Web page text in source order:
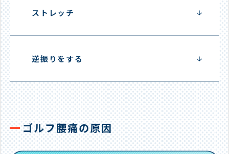
ストレッチ
逆振りをする
ゴルフ腰痛の原因